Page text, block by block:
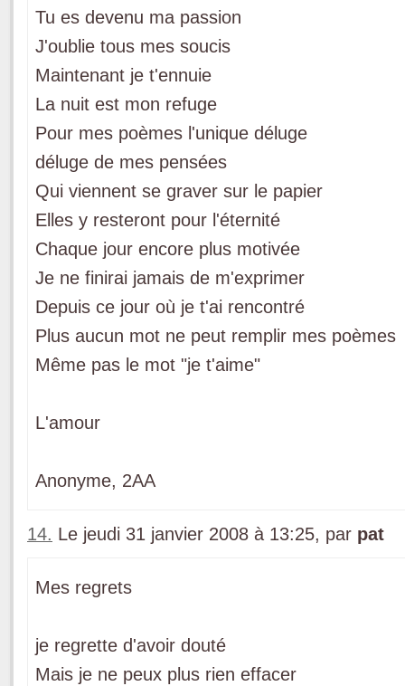
Tu es devenu ma passion
J'oublie tous mes soucis
Maintenant je t'ennuie
La nuit est mon refuge
Pour mes poèmes l'unique déluge
déluge de mes pensées
Qui viennent se graver sur le papier
Elles y resteront pour l'éternité
Chaque jour encore plus motivée
Je ne finirai jamais de m'exprimer
Depuis ce jour où je t'ai rencontré
Plus aucun mot ne peut remplir mes poèmes
Même pas le mot "je t'aime"
L'amour
Anonyme, 2AA
14. Le jeudi 31 janvier 2008 à 13:25, par pat
Mes regrets
je regrette d'avoir douté
Mais je ne peux plus rien effacer